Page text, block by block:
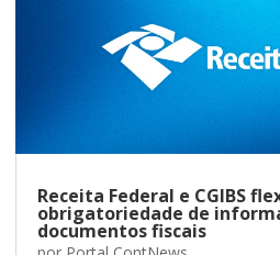
Receita Federal e CGIBS
obrigatoriedade de
documentos fiscais